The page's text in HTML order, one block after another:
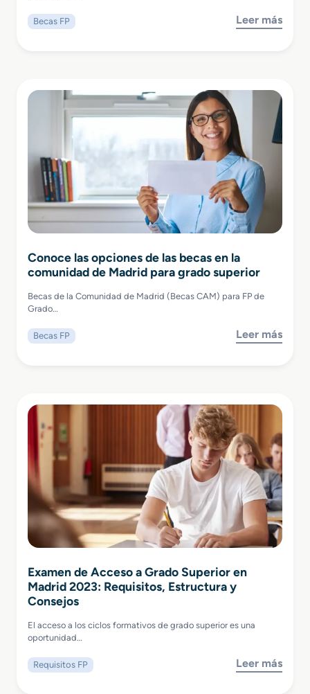
Becas FP Leer más
Conoce las opciones de las becas en la
comunidad de Madrid para grado superior
Becas de la Comunidad de Madrid (Becas CAM) para FP de
Grado…
Becas FP Leer más
Examen de Acceso a Grado Superior en
Madrid 2023: Requisitos, Estructura y
Consejos
El acceso a los ciclos formativos de grado superior es una
oportunidad…
Requisitos FP Leer más